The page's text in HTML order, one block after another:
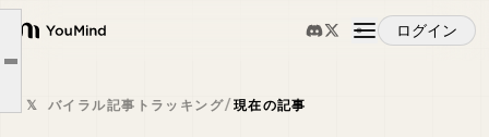
YouMind
ログイン
概要
でも、ある女性の前だけで、
全部、彼を”主語”にしてる。
𝕏 バイラル記事トラッキング/現在の記事